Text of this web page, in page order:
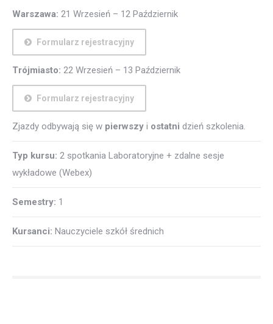
Warszawa: 21 Wrzesień – 12 Październik
Formularz rejestracyjny
Trójmiasto: 22 Wrzesień – 13 Październik
Formularz rejestracyjny
Zjazdy odbywają się w pierwszy i ostatni dzień szkolenia.
Typ kursu: 2 spotkania Laboratoryjne + zdalne sesje
wykładowe (Webex)
Semestry: 1
Kursanci: Nauczyciele szkół średnich